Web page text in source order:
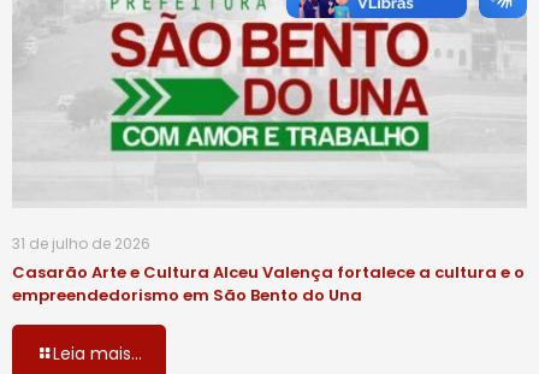
31 de julho de 2026
Casarão Arte e Cultura Alceu Valença fortalece a cultura e o
empreendedorismo em São Bento do Una
Leia mais...